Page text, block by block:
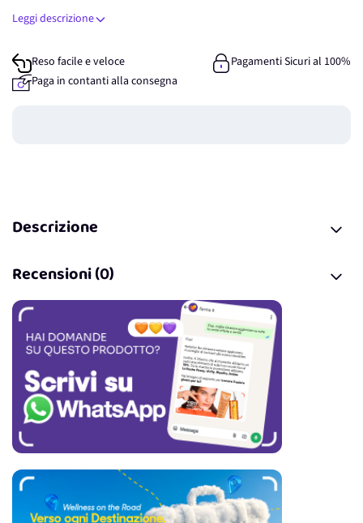
Leggi descrizione
Reso facile e veloce
Pagamenti Sicuri al 100%
Paga in contanti alla consegna
Descrizione
Recensioni (0)